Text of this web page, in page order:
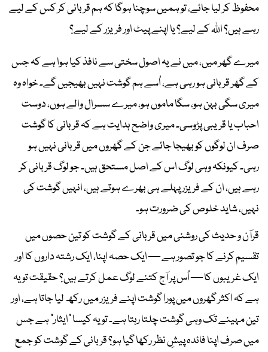
محفوظ کر لیا جائے، تو ہمیں سوچنا ہوگا کہ ہم قربانی کر کس کے لیے
رہے ہیں؟ اللہ کے لیے؟ یا اپنے پیٹ اور فریزر کے لیے؟
میرے گھر میں، میں نے یہ اصول سختی سے نافذ کیا ہوا ہے کہ جس
کے گھر قربانی ہو رہی ہے، اُسے ہم گوشت نہیں بھیجیں گے۔ خواہ وہ
میری سگی بہن ہو، سگا ماموں ہو، میرے سسرال والے ہوں، دوست
احباب یا قریبی پڑوسی۔ میری واضح ہدایت ہے کہ قربانی کا گوشت
صرف ان لوگوں کو بھیجا جائے جن کے گھروں میں قربانی نہیں ہو
رہی۔ کیونکہ وہی لوگ اس کے اصل مستحق ہیں۔ جو لوگ قربانی کر
رہے ہیں، ان کے فریزر پہلے ہی بھرے ہوتے ہیں، انہیں گوشت کی
نہیں، شاید خلوص کی ضرورت ہو۔
قرآن و حدیث کی روشنی میں قربانی کے گوشت کو تین حصوں میں
تقسیم کرنے کا جو تصور ہے — ایک حصہ اپنا، ایک رشتہ داروں کا اور
ایک غریبوں کا — اُس پر آج کتنے لوگ عمل کرتے ہیں؟ حقیقت تو یہ
ہے کہ اکثر گھروں میں پورا گوشت اپنے فریزر میں رکھ لیا جاتا ہے، اور
تین مہینے تک وہی گوشت چلتا رہتا ہے۔ تو یہ کیسا "ایثار" ہے جس
میں صرف اپنا فائدہ پیشِ نظر رکھا گیا ہو؟ قربانی کے گوشت کو جمع